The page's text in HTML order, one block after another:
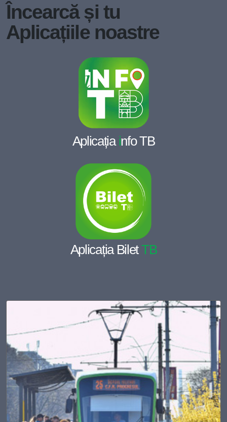
Încearcă și tu
Aplicațiile noastre
Aplicația info TB
Aplicația BiletTB